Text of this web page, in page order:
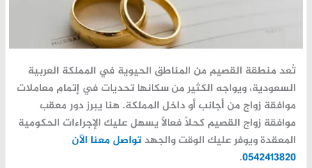
تُعد منطقة القصيم من المناطق الحيوية في المملكة العربية
السعودية، ويواجه الكثير من سكانها تحديات في إتمام معاملات
موافقة زواج من أجانب أو داخل المملكة. هنا يبرز دورمعقب
موافقة زواج القصيم كحلاً فعالاً يسهل عليك الإجراءات الحكومية
المعقدة ويوفر عليك الوقت والجهدتواصل معنا الآن
0542413820
.